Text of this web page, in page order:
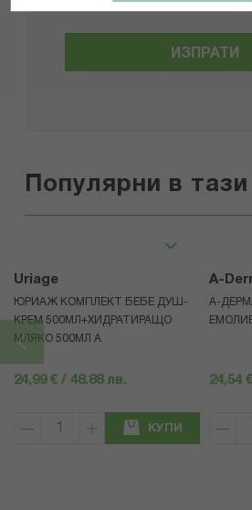
ИЗПРАТИ
Популярни в
Uriage
ЮРИАЖ КОМПЛЕКТ БЕБЕ ДУШ-
КРЕМ 500МЛ+ХИДРАТИРАЩО
МЛЯКО 500МЛ A
24,99 € / 48.88 лв.
КУПИ
A-
А-
24,54